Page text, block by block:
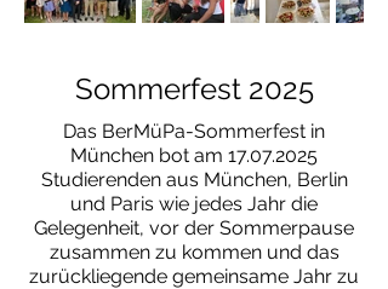
Sommerfest 2025
Das BerMüPa-Sommerfest in
München bot am 17.07.2025
Studierenden aus München, Berlin
und Paris wie jedes Jahr die
Gelegenheit, vor der Sommerpause
zusammen zu kommen und das
zurückliegende gemeinsame Jahr zu